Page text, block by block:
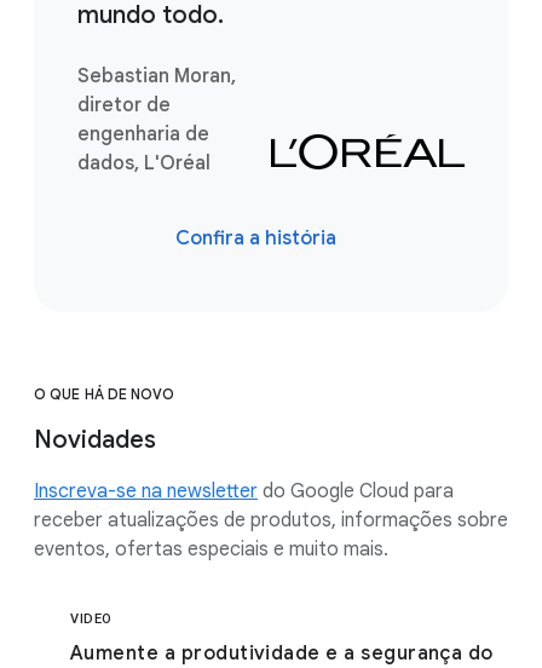
mundo todo.
Sebastian Moran,
diretor de
engenharia de
dados, L'Oréal
Confira a história
O QUE HÁ DE NOVO
Novidades
Inscreva-se na newsletter do Google Cloud para
receber atualizações de produtos, informações sobre
eventos, ofertas especiais e muito mais.
VIDEO
Aumente a produtividade e a segurança do